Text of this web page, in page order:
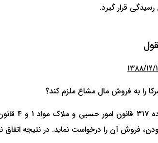
قرار گیرد.
را به فروش مال مشاع ملزم کند؟
نظر
فروش آن را درخواست نماید. در نتیجه اتفاق